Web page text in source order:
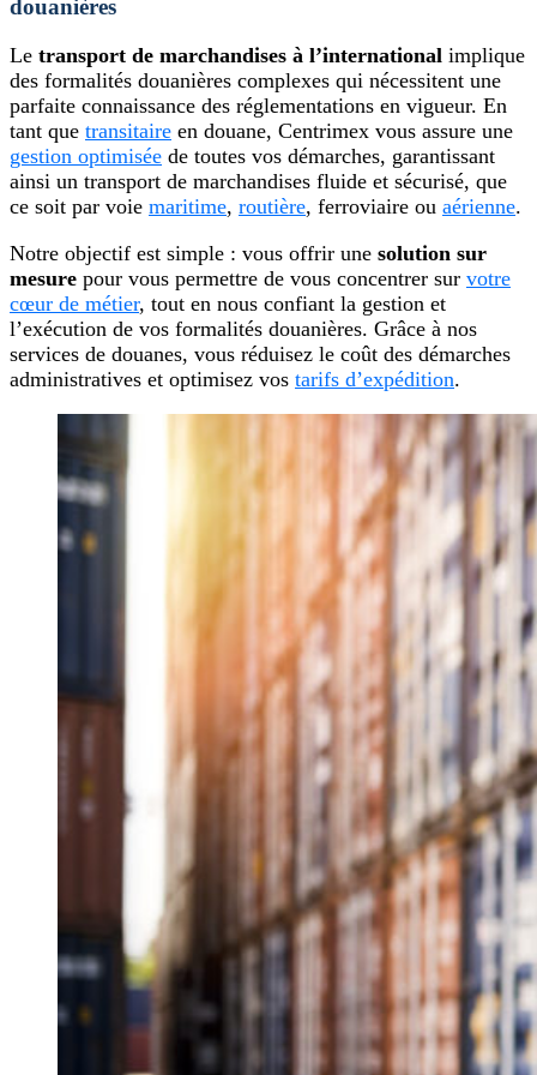
douanières
Le transport de marchandises à l’international implique
des formalités douanières complexes qui nécessitent une
parfaite connaissance des réglementations en vigueur. En
tant que transitaire en douane, Centrimex vous assure une
gestion optimisée de toutes vos démarches, garantissant
ainsi un transport de marchandises fluide et sécurisé, que
ce soit par voie maritime, routière, ferroviaire ou aérienne.
Notre objectif est simple : vous offrir une solution sur
mesure pour vous permettre de vous concentrer sur votre
cœur de métier, tout en nous confiant la gestion et
l’exécution de vos formalités douanières. Grâce à nos
services de douanes, vous réduisez le coût des démarches
administratives et optimisez vos tarifs d’expédition.